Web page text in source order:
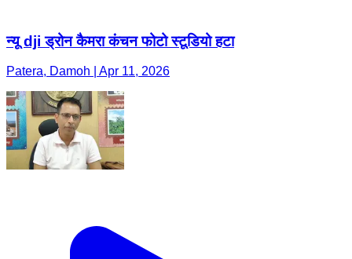
न्यू dji ड्रोन कैमरा कंचन फोटो स्टूडियो हटा
Patera, Damoh | Apr 11, 2026